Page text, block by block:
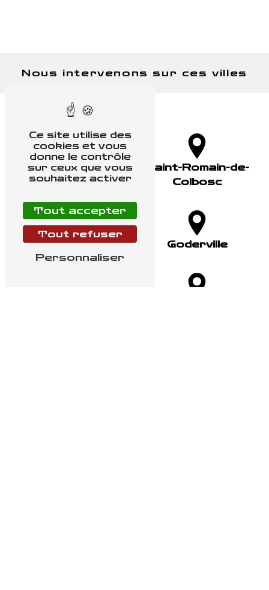
Nous intervenons sur ces villes
Octeville-Sur-
Mer
Saint-Romain-de-
Colbosc
Lillebonne Goderville
Ce site utilise des
cookies et vous
donne le contrôle
sur ceux que vous
souhaitez activer
Tout accepter
Tout refuser
Personnaliser